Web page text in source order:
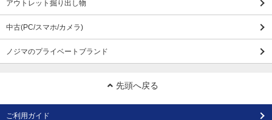
アウトレット掘り出し物
中古(PC/スマホ/カメラ)
ノジマのプライベートブランド
先頭へ戻る
ご利用ガイド